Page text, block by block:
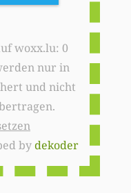
woxx.lu: 0
nur in
und nicht
bydekoder